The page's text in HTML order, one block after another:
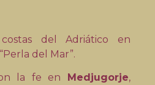
del Adriático en
del Mar”.
la fe en Medjugorje,